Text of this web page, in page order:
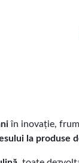
în inovație,
la produse